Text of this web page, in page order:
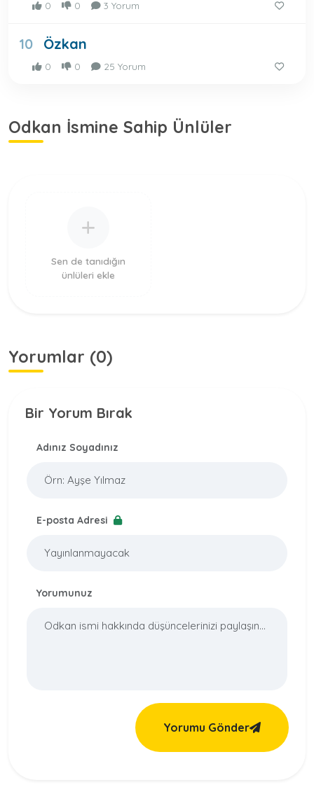
0 0 3 Yorum
10 Özkan
0 0 25 Yorum
Odkan İsmine Sahip Ünlüler
Sen de tanıdığın
ünlüleri ekle
Yorumlar (0)
Bir Yorum Bırak
Adınız Soyadınız
E-posta Adresi
Yorumunuz
Yorumu Gönder